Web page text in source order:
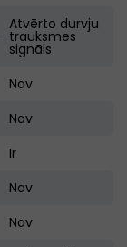
Atvērto durvju
trauksmes
signāls
Nav
Nav
Ir
Nav
Nav